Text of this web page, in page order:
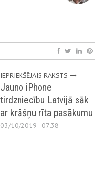
IEPRIEKŠĒJAIS RAKSTS
Jauno iPhone
tirdzniecību Latvijā sāk
ar krāšņu rīta pasākumu
03/10/2019 - 07:38